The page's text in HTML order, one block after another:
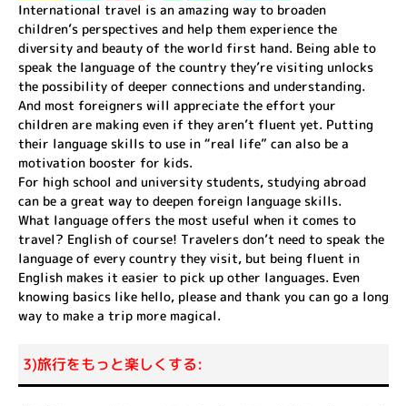
International travel is an amazing way to broaden
children’s perspectives and help them experience the
diversity and beauty of the world first hand. Being able to
speak the language of the country they’re visiting unlocks
the possibility of deeper connections and understanding.
And most foreigners will appreciate the effort your
children are making even if they aren’t fluent yet. Putting
their language skills to use in “real life” can also be a
motivation booster for kids.
For high school and university students, studying abroad
can be a great way to deepen foreign language skills.
What language offers the most useful when it comes to
travel? English of course! Travelers don’t need to speak the
language of every country they visit, but being fluent in
English makes it easier to pick up other languages. Even
knowing basics like hello, please and thank you can go a long
way to make a trip more magical.
3)旅行をもっと楽しくする: